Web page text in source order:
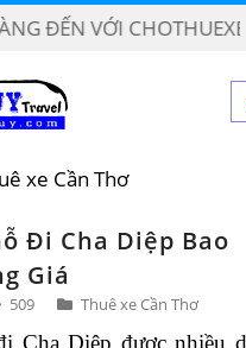
VỚI
xe Cần Thơ
Đi Cha Diệp Bao
Giá
509 Thuê xe Cần Thơ
Cha Diệp được nhiều